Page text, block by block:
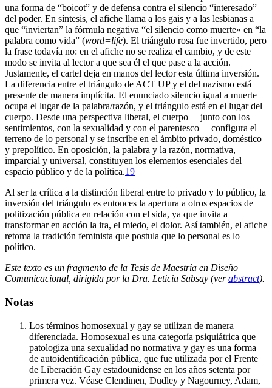
una forma de “boicot” y de defensa contra el silencio “interesado”
del poder. En síntesis, el afiche llama a los gais y a las lesbianas a
que “inviertan” la fórmula negativa “el silencio como muerte» en “la
palabra como vida” (word=life). El triángulo rosa fue invertido, pero
la frase todavía no: en el afiche no se realiza el cambio, y de este
modo se invita al lector a que sea él el que pase a la acción.
Justamente, el cartel deja en manos del lector esta última inversión.
La diferencia entre el triángulo de ACT UP y el del nazismo está
presente de manera implícita. El enunciado silencio igual a muerte
ocupa el lugar de la palabra/razón, y el triángulo está en el lugar del
cuerpo. Desde una perspectiva liberal, el cuerpo —junto con los
sentimientos, con la sexualidad y con el parentesco— configura el
terreno de lo personal y se inscribe en el ámbito privado, doméstico
y prepolítico. En oposición, la palabra y la razón, normativa,
imparcial y universal, constituyen los elementos esenciales del
espacio público y de la política.19
Al ser la crítica a la distinción liberal entre lo privado y lo público, la
inversión del triángulo es entonces la apertura a otros espacios de
politización pública en relación con el sida, ya que invita a
transformar en acción la ira, el miedo, el dolor. Así también, el afiche
retoma la tradición feminista que postula que lo personal es lo
político.
Este texto es un fragmento de la Tesis de Maestría en Diseño
Comunicacional, dirigida por la Dra. Leticia Sabsay (verabstract).
Notas
Los términos homosexual y gay se utilizan de manera
diferenciada. Homosexual es una categoría psiquiátrica que
patologiza una sexualidad no normativa y gay es una forma
de autoidentificación pública, que fue utilizada por el Frente
de Liberación Gay estadounidense en los años setenta por
primera vez. Véase Clendinen, Dudley y Nagourney, Adam,